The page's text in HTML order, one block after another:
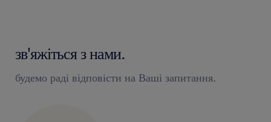
зв'яжіться з нами.
будемо раді відповісти на Ваші запитання.